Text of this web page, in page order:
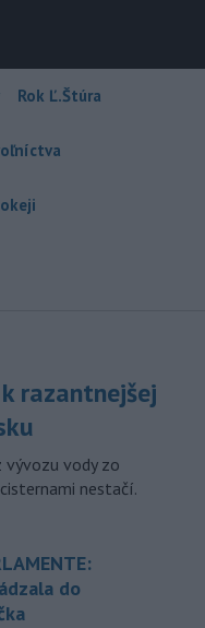
Rok Ľ.Štúra
razantnejšej
vývozu vody zo
nestačí.
do